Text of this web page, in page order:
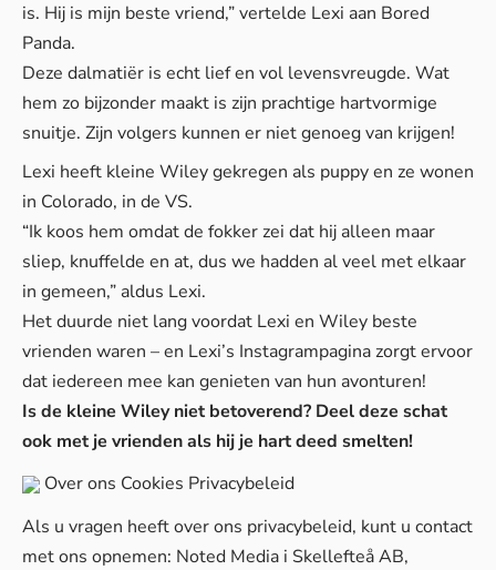
is. Hij is mijn beste vriend,” vertelde Lexi aan Bored
Panda.
Deze dalmatiër is echt lief en vol levensvreugde. Wat
hem zo bijzonder maakt is zijn prachtige hartvormige
snuitje. Zijn volgers kunnen er niet genoeg van krijgen!
Lexi heeft kleine Wiley gekregen als puppy en ze wonen
in Colorado, in de VS.
“Ik koos hem omdat de fokker zei dat hij alleen maar
sliep, knuffelde en at, dus we hadden al veel met elkaar
in gemeen,” aldus Lexi.
Het duurde niet lang voordat Lexi en Wiley beste
vrienden waren – en Lexi’s Instagrampagina zorgt ervoor
dat iedereen mee kan genieten van hun avonturen!
Is de kleine Wiley niet betoverend? Deel deze schat
ook met je vrienden als hij je hart deed smelten!
Over ons Cookies Privacybeleid
Als u vragen heeft over ons privacybeleid, kunt u contact
met ons opnemen: Noted Media i Skellefteå AB,